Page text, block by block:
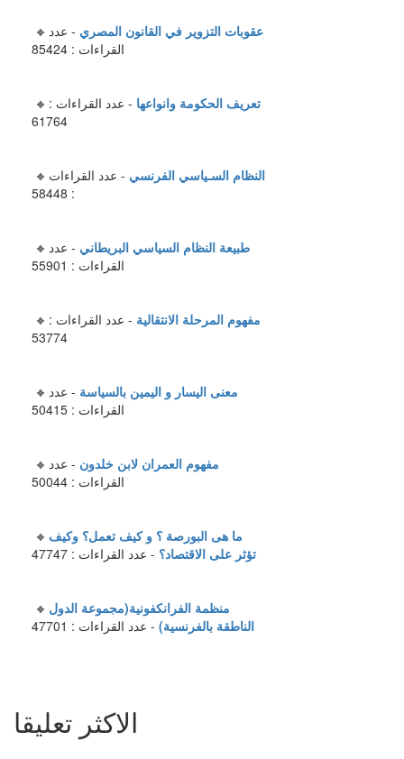
عقوبات التزوير في القانون المصري - عدد
القراءات : 85424
تعريف الحكومة وانواعها - عدد القراءات :
61764
النظام السـياسي الفرنسي - عدد القراءات
: 58448
طبيعة النظام السياسي البريطاني - عدد
القراءات : 55901
مفهوم المرحلة الانتقالية - عدد القراءات :
53774
معنى اليسار و اليمين بالسياسة - عدد
القراءات : 50415
مفهوم العمران لابن خلدون - عدد
القراءات : 50044
ما هى البورصة ؟ و كيف تعمل؟ وكيف
تؤثر على الاقتصاد؟ - عدد القراءات : 47747
منظمة الفرانكفونية(مجموعة الدول
الناطقة بالفرنسية) - عدد القراءات : 47701
الاكثر تعليقا